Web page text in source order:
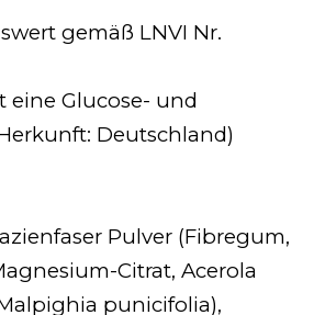
gemäß LNVI Nr.
eine Glucose- und
Deutschland)
Pulver (Fibregum,
Citrat, Acerola
punicifolia),